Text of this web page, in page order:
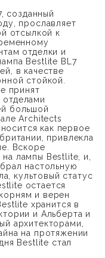
созданный
прославляет
отсылкой к
отделки и
Bestlite BL7
в качестве
стойкой.
принят
большой
Architects
как первое
привлекла
Вскоре
лампы Bestlite, и,
настольную
культовый статус
остается
и верен
хранится в
и Альберта и
архитекторами,
на протяжении
Bestlite стал